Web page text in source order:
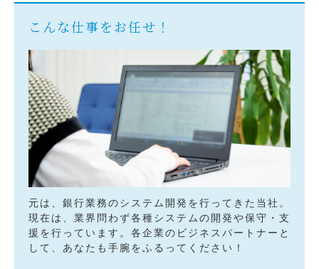
こんな仕事をお任せ！
元は、銀行業務のシステム開発を行ってきた当社。
現在は、業界問わず各種システムの開発や保守・支
援を行っています。各企業のビジネスパートナーと
して、あなたも手腕をふるってください！